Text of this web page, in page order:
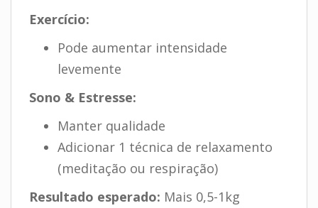
Exercício:
Pode aumentar intensidade
levemente
Sono & Estresse:
Manter qualidade
Adicionar 1 técnica de relaxamento
(meditação ou respiração)
Resultado esperado: Mais 0,5-1kg